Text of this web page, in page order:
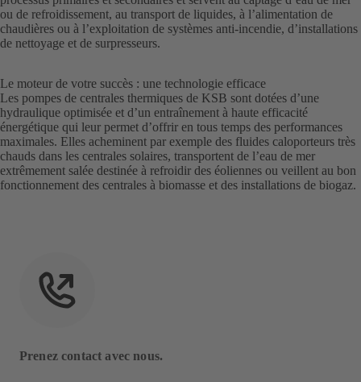
ou de refroidissement, au transport de liquides, à l’alimentation de
chaudières ou à l’exploitation de systèmes anti-incendie, d’installations
de nettoyage et de surpresseurs.
Le moteur de votre succès : une technologie efficace
Les pompes de centrales thermiques de KSB sont dotées d’une
hydraulique optimisée et d’un entraînement à haute efficacité
énergétique qui leur permet d’offrir en tous temps des performances
maximales. Elles acheminent par exemple des fluides caloporteurs très
chauds dans les centrales solaires, transportent de l’eau de mer
extrêmement salée destinée à refroidir des éoliennes ou veillent au bon
fonctionnement des centrales à biomasse et des installations de biogaz.
Prenez contact avec nous.